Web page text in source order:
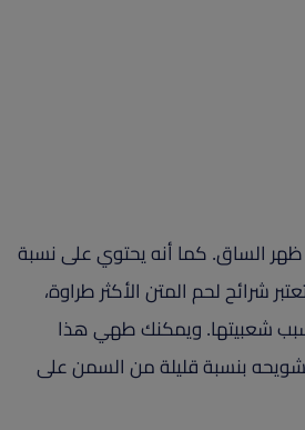
الساق. كما أنه يحتوي على نسبة
شرائح لحم المتن الأكثر طراوة،
شعبيتها. ويمكنك طهي هذا
بنسبة قليلة من السمن على